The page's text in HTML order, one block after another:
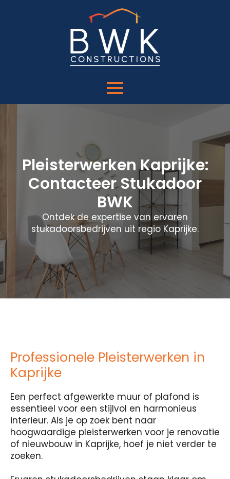
Pleisterwerken Kaprijke:
Contacteer Stukadoor
BWK
Ontdek de expertise van ervaren
stukadoorsbedrijven uit regio Kaprijke.
Professionele Pleisterwerken in
Kaprijke
Een perfect afgewerkte muur of plafond is
essentieel voor een stijlvol en harmonieus
interieur. Als je op zoek bent naar
hoogwaardige pleisterwerken voor je renovatie
of nieuwbouw in Kaprijke, hoef je niet verder te
zoeken.